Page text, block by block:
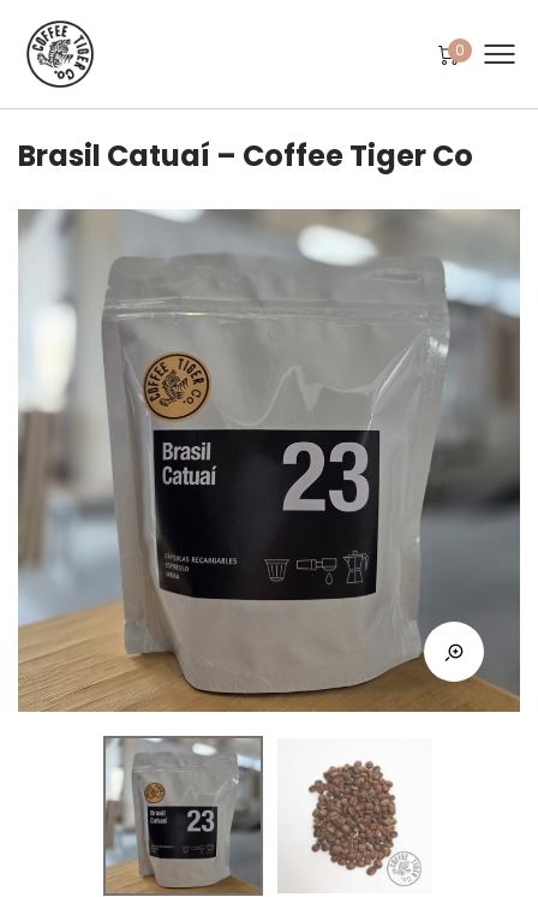
0
Brasil Catuaí – Coffee Tiger Co